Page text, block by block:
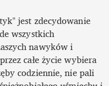
jest zdecydowanie
wszystkich
nawyków i
całe życie wybiera
codziennie, nie pali